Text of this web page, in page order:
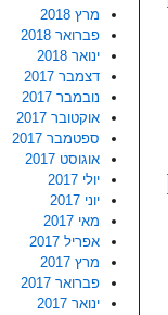
מרץ 2018
פברואר 2018
ינואר 2018
דצמבר 2017
נובמבר 2017
אוקטובר 2017
ספטמבר 2017
אוגוסט 2017
יולי 2017
יוני 2017
מאי 2017
אפריל 2017
מרץ 2017
פברואר 2017
ינואר 2017